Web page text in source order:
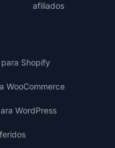
afiliados
Shopify
WooCommerce
WordPress